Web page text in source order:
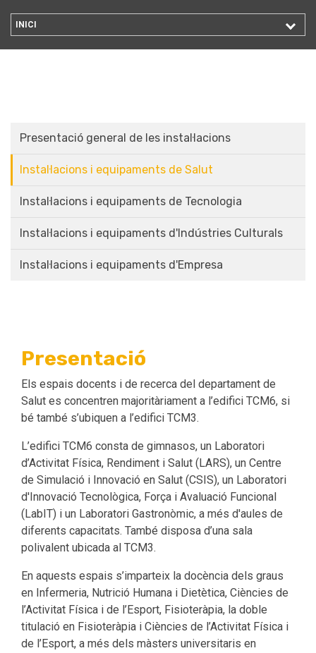
INICI
Presentació general de les instal·lacions
Instal·lacions i equipaments de Salut
Instal·lacions i equipaments de Tecnologia
Instal·lacions i equipaments d'Indústries CulturaIs
Instal·lacions i equipaments d'Empresa
Presentació
Els espais docents i de recerca del departament de
Salut es concentren majoritàriament a l’edifici TCM6, si
bé també s’ubiquen a l’edifici TCM3.
L’edifici TCM6 consta de gimnasos, un Laboratori
d’Activitat Física, Rendiment i Salut (LARS), un Centre
de Simulació i Innovació en Salut (CSIS), un Laboratori
d'Innovació Tecnològica, Força i Avaluació Funcional
(LabIT) i un Laboratori Gastronòmic, a més d'aules de
diferents capacitats. També disposa d’una sala
polivalent ubicada al TCM3.
En aquests espais s’imparteix la docència dels graus
en Infermeria, Nutrició Humana i Dietètica, Ciències de
l’Activitat Física i de l’Esport, Fisioteràpia, la doble
titulació en Fisioteràpia i Ciències de l’Activitat Física i
de l’Esport, a més dels màsters universitaris en